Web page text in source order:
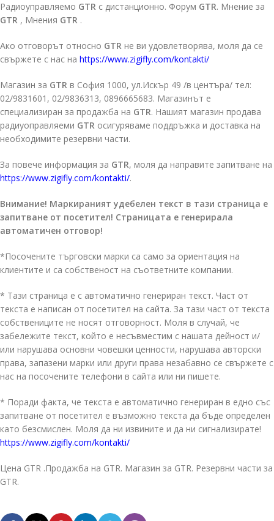
Радиоуправляемо GTR с дистанционно. Форум GTR. Мнение за
GTR , Мнения GTR .
Ако отговорът относно GTR не ви удовлетворява, моля да се
свържете с нас на https://www.zigifly.com/kontakti/
Магазин за GTR в София 1000, ул.Искър 49 /в центъра/ тел:
02/9831601, 02/9836313, 0896665683. Магазинът е
специализиран за продажба на GTR. Нашият магазин продава
радиуоправляеми GTR осигуряваме поддръжка и доставка на
необходимите резервни части.
За повече информация за GTR, моля да направите запитване на
https://www.zigifly.com/kontakti/.
Внимание! Маркираният удебелен текст в тази страница е
запитване от посетител! Страницата е генерирала
автоматичен отговор!
*Посочените търговски марки са само за ориентация на
клиентите и са собственост на съответните компании.
* Тази страница е с автоматично генериран текст. Част от
текста е написан от посетител на сайта. За тази част от текста
собствениците не носят отговорност. Моля в случай, че
забележите текст, който е несъвместим с нашата дейност и/
или нарушава основни човешки ценности, нарушава авторски
права, запазени марки или други права незабавно се свържете с
нас на посочените телефони в сайта или ни пишете.
* Поради факта, че текста е автоматично генериран в едно със
запитване от посетител е възможно текста да бъде определен
като безсмислен. Моля да ни извините и да ни сигнализирате!
https://www.zigifly.com/kontakti/
Цена GTR .Продажба на GTR. Магазин за GTR. Резервни части за
GTR.